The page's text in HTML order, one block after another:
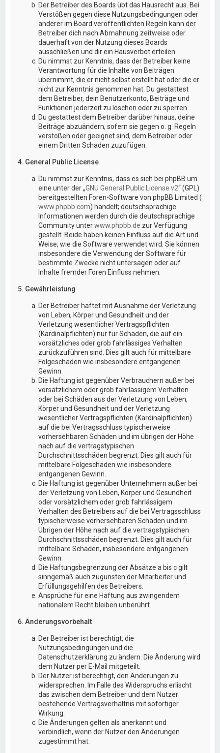
Der Betreiber des Boards übt das Hausrecht aus. Bei
Verstößen gegen diese Nutzungsbedingungen oder
anderer im Board veröffentlichten Regeln kann der
Betreiber dich nach Abmahnung zeitweise oder
dauerhaft von der Nutzung dieses Boards
ausschließen und dir ein Hausverbot erteilen.
Du nimmst zur Kenntnis, dass der Betreiber keine
Verantwortung für die Inhalte von Beiträgen
übernimmt, die er nicht selbst erstellt hat oder die er
nicht zur Kenntnis genommen hat. Du gestattest
dem Betreiber, dein Benutzerkonto, Beiträge und
Funktionen jederzeit zu löschen oder zu sperren.
Du gestattest dem Betreiber darüber hinaus, deine
Beiträge abzuändern, sofern sie gegen o. g. Regeln
verstoßen oder geeignet sind, dem Betreiber oder
einem Dritten Schaden zuzufügen.
4. General Public License
Du nimmst zur Kenntnis, dass es sich bei phpBB um
eine unter der „GNU General Public License v2“ (GPL)
bereitgestellten Foren-Software von phpBB Limited (
www.phpbb.com) handelt; deutschsprachige
Informationen werden durch die deutschsprachige
Community unterwww.phpbb.de zur Verfügung
gestellt. Beide haben keinen Einfluss auf die Art und
Weise, wie die Software verwendet wird. Sie können
insbesondere die Verwendung der Software für
bestimmte Zwecke nicht untersagen oder auf
Inhalte fremder Foren Einfluss nehmen.
5. Gewährleistung
Der Betreiber haftet mit Ausnahme der Verletzung
von Leben, Körper und Gesundheit und der
Verletzung wesentlicher Vertragspflichten
(Kardinalpflichten) nur für Schäden, die auf ein
vorsätzliches oder grob fahrlässiges Verhalten
zurückzuführen sind. Dies gilt auch für mittelbare
Folgeschäden wie insbesondere entgangenen
Gewinn.
Die Haftung ist gegenüber Verbrauchern außer bei
vorsätzlichem oder grob fahrlässigem Verhalten
oder bei Schäden aus der Verletzung von Leben,
Körper und Gesundheit und der Verletzung
wesentlicher Vertragspflichten (Kardinalpflichten)
auf die bei Vertragsschluss typischerweise
vorhersehbaren Schäden und im übrigen der Höhe
nach auf die vertragstypischen
Durchschnittsschäden begrenzt. Dies gilt auch für
mittelbare Folgeschäden wie insbesondere
entgangenen Gewinn.
Die Haftung ist gegenüber Unternehmern außer bei
der Verletzung von Leben, Körper und Gesundheit
oder vorsätzlichem oder grob fahrlässigem
Verhalten des Betreibers auf die bei Vertragsschluss
typischerweise vorhersehbaren Schäden und im
Übrigen der Höhe nach auf die vertragstypischen
Durchschnittsschäden begrenzt. Dies gilt auch für
mittelbare Schäden, insbesondere entgangenen
Gewinn.
Die Haftungsbegrenzung der Absätze a bis c gilt
sinngemäß auch zugunsten der Mitarbeiter und
Erfüllungsgehilfen des Betreibers.
Ansprüche für eine Haftung aus zwingendem
nationalem Recht bleiben unberührt.
6. Änderungsvorbehalt
Der Betreiber ist berechtigt, die
Nutzungsbedingungen und die
Datenschutzerklärung zu ändern. Die Änderung wird
dem Nutzer per E-Mail mitgeteilt.
Der Nutzer ist berechtigt, den Änderungen zu
widersprechen. Im Falle des Widerspruchs erlischt
das zwischen dem Betreiber und dem Nutzer
bestehende Vertragsverhältnis mit sofortiger
Wirkung.
Die Änderungen gelten als anerkannt und
verbindlich, wenn der Nutzer den Änderungen
zugestimmt hat.